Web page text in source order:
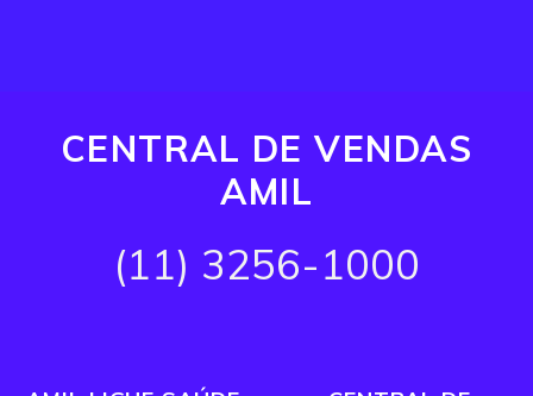
CENTRAL DE VENDAS
AMIL
(11) 3256-1000